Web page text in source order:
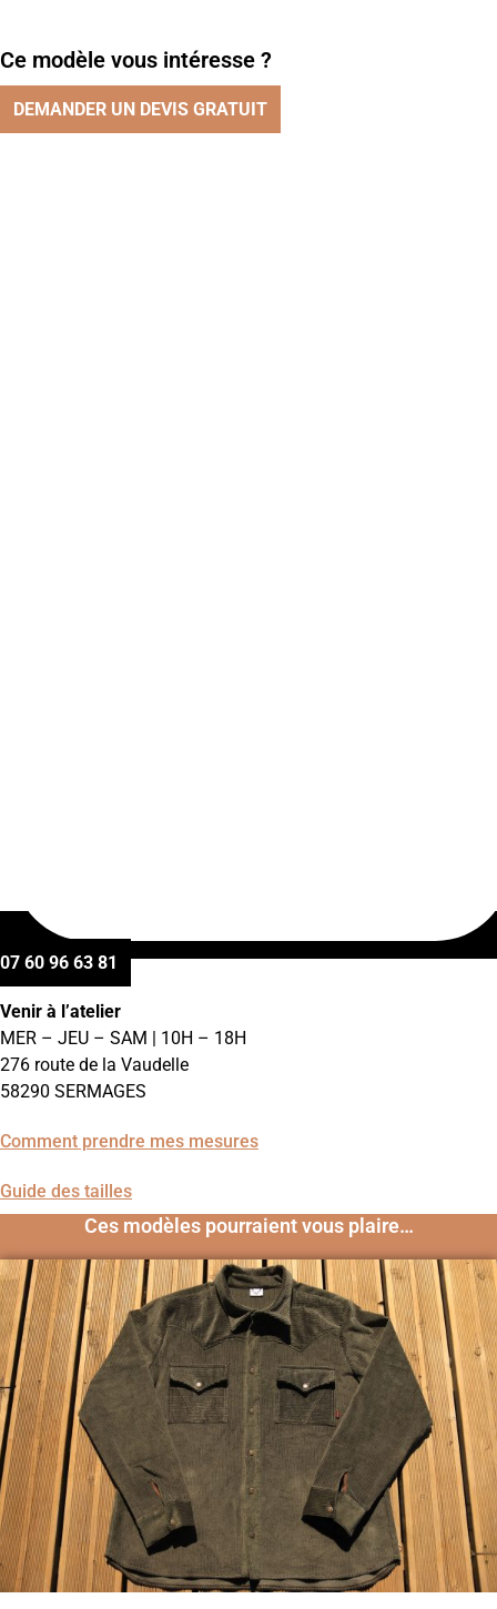
Ce modèle vous intéresse ?
DEMANDER UN DEVIS GRATUIT
07 60 96 63 81
Venir à l’atelier
MER – JEU – SAM | 10H – 18H
276 route de la Vaudelle
58290 SERMAGES
Comment prendre mes mesures
Guide des tailles
Ces modèles pourraient vous plaire…